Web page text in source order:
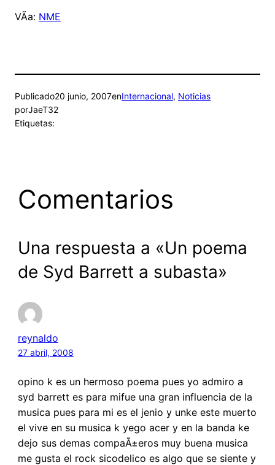
VÃ­a: NME
Publicado20 junio, 2007enInternacional, Noticias
porJaeT32
Etiquetas:
Comentarios
Una respuesta a «Un poema
de Syd Barrett a subasta»
reynaldo
27 abril, 2008
opino k es un hermoso poema pues yo admiro a
syd barrett es para mifue una gran influencia de la
musica pues para mi es el jenio y unke este muerto
el vive en su musica k yego acer y en la banda ke
dejo sus demas compaÃ±eros muy buena musica
me gusta el rock sicodelico es algo que se siente y